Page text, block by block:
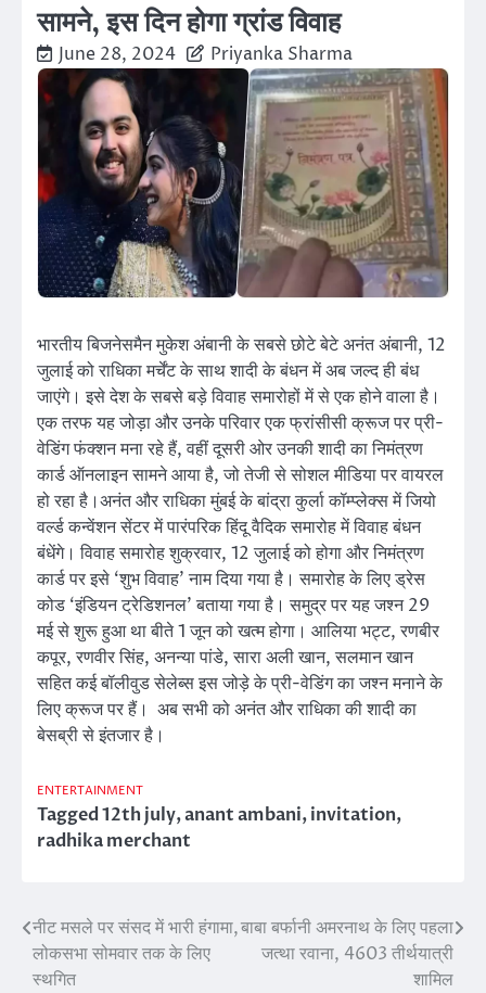
सामने, इस दिन होगा ग्रांड विवाह
June 28, 2024 Priyanka Sharma
भारतीय बिजनेसमैन मुकेश अंबानी के सबसे छोटे बेटे अनंत अंबानी, 12
जुलाई को राधिका मर्चेंट के साथ शादी के बंधन में अब जल्द ही बंध
जाएंगे। इसे देश के सबसे बड़े विवाह समारोहों में से एक होने वाला है।
एक तरफ यह जोड़ा और उनके परिवार एक फ्रांसीसी क्रूज पर प्री-
वेडिंग फंक्शन मना रहे हैं, वहीं दूसरी ओर उनकी शादी का निमंत्रण
कार्ड ऑनलाइन सामने आया है, जो तेजी से सोशल मीडिया पर वायरल
हो रहा है।अनंत और राधिका मुंबई के बांद्रा कुर्ला कॉम्प्लेक्स में जियो
वर्ल्ड कन्वेंशन सेंटर में पारंपरिक हिंदू वैदिक समारोह में विवाह बंधन
बंधेंगे। विवाह समारोह शुक्रवार, 12 जुलाई को होगा और निमंत्रण
कार्ड पर इसे ‘शुभ विवाह’ नाम दिया गया है। समारोह के लिए ड्रेस
कोड ‘इंडियन ट्रेडिशनल’ बताया गया है। समुद्र पर यह जश्न 29
मई से शुरू हुआ था बीते 1 जून को खत्म होगा। आलिया भट्ट, रणबीर
कपूर, रणवीर सिंह, अनन्या पांडे, सारा अली खान, सलमान खान
सहित कई बॉलीवुड सेलेब्स इस जोड़े के प्री-वेडिंग का जश्न मनाने के
लिए क्रूज पर हैं। अब सभी को अनंत और राधिका की शादी का
बेसब्री से इंतजार है।
ENTERTAINMENT
Tagged12th july,anant ambani,invitation,
radhika merchant
Post
navigation
नीट मसले पर संसद में भारी हंगामा,
लोकसभा सोमवार तक के लिए
स्थगित
बाबा बर्फानी अमरनाथ के लिए पहला
जत्था रवाना, 4603 तीर्थयात्री
शामिल